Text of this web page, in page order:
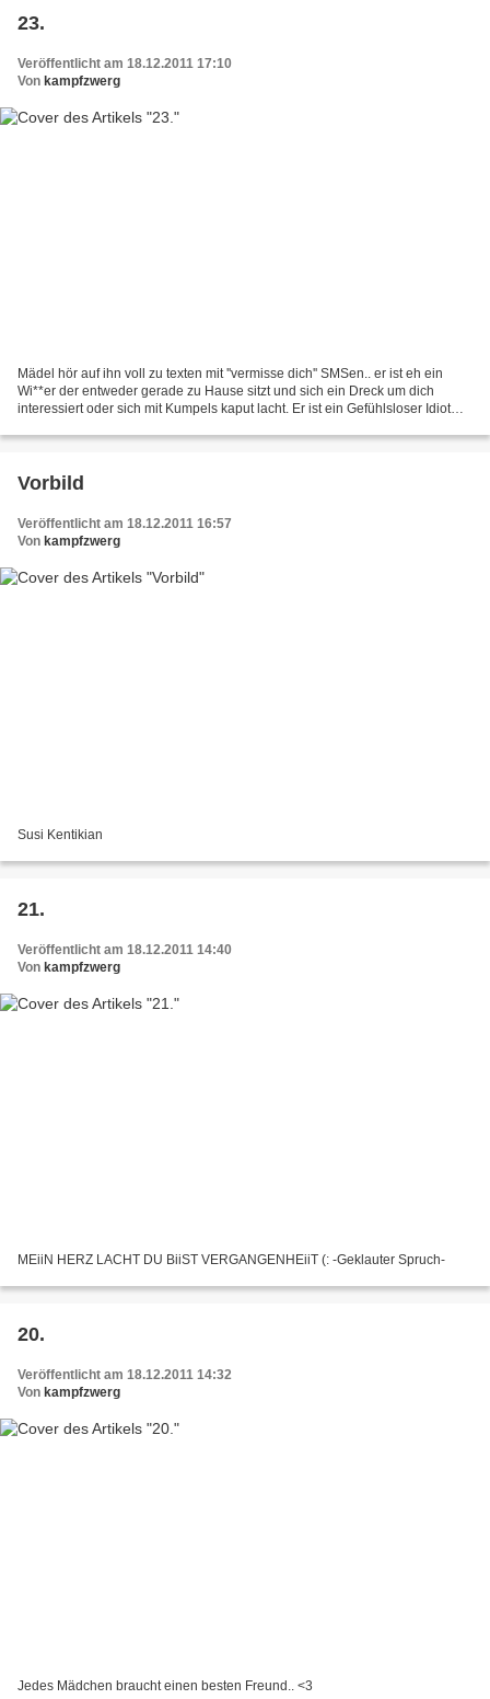
23.
Veröffentlicht am 18.12.2011 17:10
Von kampfzwerg
Mädel hör auf ihn voll zu texten mit ''vermisse dich'' SMSen.. er ist eh ein
Wi**er der entweder gerade zu Hause sitzt und sich ein Dreck um dich
interessiert oder sich mit Kumpels kaput lacht. Er ist ein Gefühlsloser Idiot
Vorbild
Veröffentlicht am 18.12.2011 16:57
Von kampfzwerg
Susi Kentikian
21.
Veröffentlicht am 18.12.2011 14:40
Von kampfzwerg
MEiiN HERZ LACHT DU BiiST VERGANGENHEiiT (: -Geklauter Spruch-
20.
Veröffentlicht am 18.12.2011 14:32
Von kampfzwerg
Jedes Mädchen braucht einen besten Freund.. <3